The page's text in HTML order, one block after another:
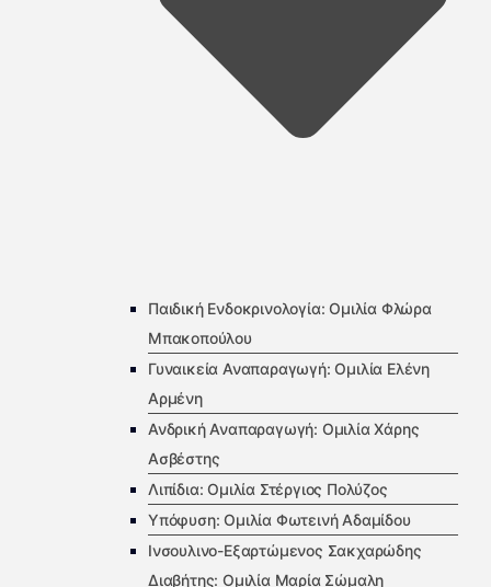
Παιδική Ενδοκρινολογία: Ομιλία Φλώρα
Μπακοπούλου
Γυναικεία Αναπαραγωγή: Ομιλία Ελένη
Αρμένη
Ανδρική Αναπαραγωγή: Ομιλία Χάρης
Ασβέστης
Λιπίδια: Ομιλία Στέργιος Πολύζος
Υπόφυση: Ομιλία Φωτεινή Αδαμίδου
Ινσουλινο-Εξαρτώμενος Σακχαρώδης
Διαβήτης: Ομιλία Μαρία Σώμαλη